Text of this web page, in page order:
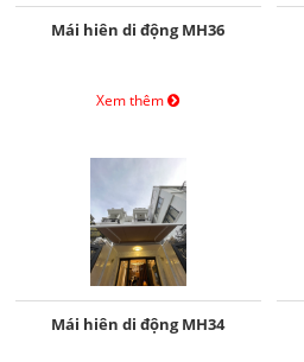
Mái hiên di động MH36
Xem thêm
Mái hiên di động MH34